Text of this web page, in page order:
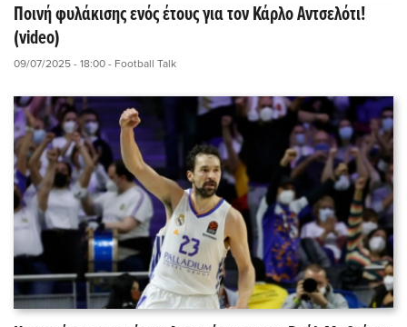
Ποινή φυλάκισης ενός έτους για τον Κάρλο Αντσελότι!
(video)
09/07/2025 - 18:00 - Football Talk